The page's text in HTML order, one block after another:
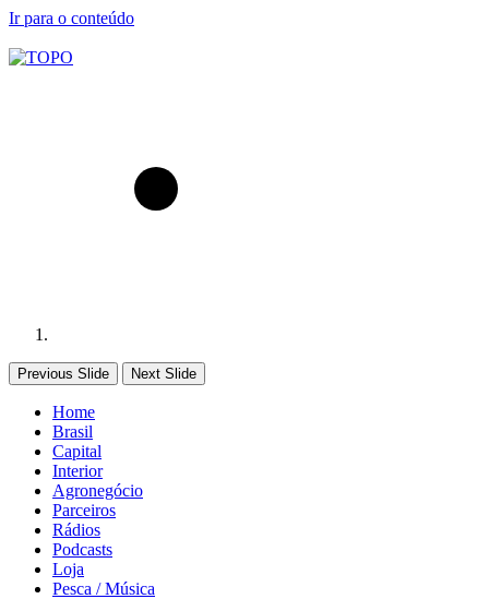
Ir para o conteúdo
Previous Slide Next Slide
Home
Brasil
Capital
Interior
Agronegócio
Parceiros
Rádios
Podcasts
Loja
Pesca / Música